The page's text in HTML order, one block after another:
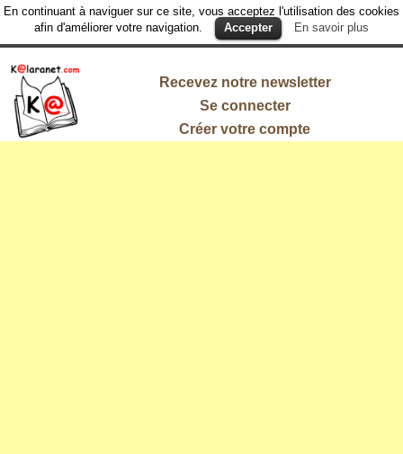
En continuant à naviguer sur ce site, vous acceptez l'utilisation des cookies
afin d'améliorer votre navigation.
Accepter En savoir plus
Recevez notre newsletter
Se connecter
Créer votre compte